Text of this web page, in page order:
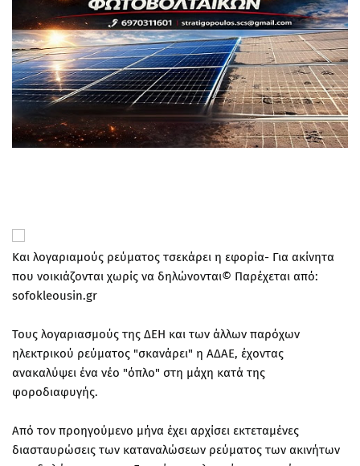
Και λογαριαμούς ρεύματος τσεκάρει η εφορία- Για ακίνητα
που νοικιάζονται χωρίς να δηλώνονται© Παρέχεται από:
sofokleousin.gr
Τους λογαριασμούς της ΔΕΗ και των άλλων παρόχων
ηλεκτρικού ρεύματος "σκανάρει" η ΑΔΑΕ, έχοντας
ανακαλύψει ένα νέο "όπλο" στη μάχη κατά της
φοροδιαφυγής.
Από τον προηγούμενο μήνα έχει αρχίσει εκτεταμένες
διασταυρώσεις των καταναλώσεων ρεύματος των ακινήτων